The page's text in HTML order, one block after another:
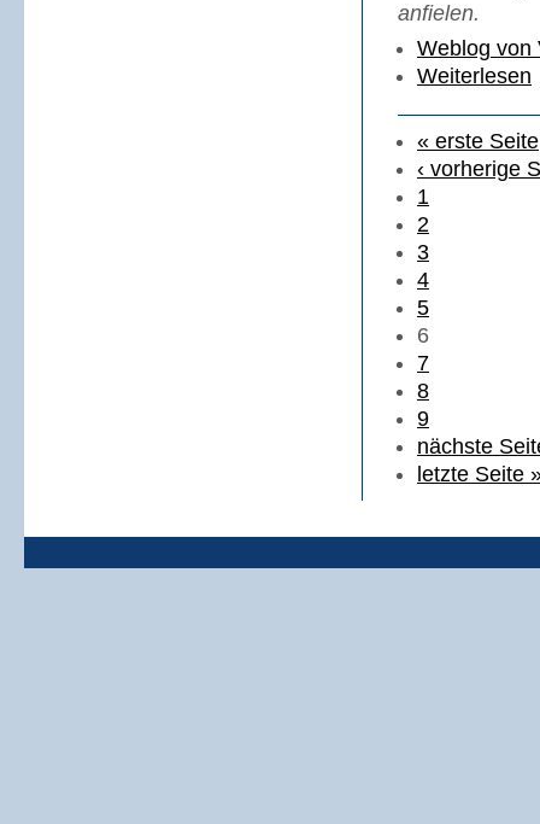
anfielen.
Weblog von
Weiterlesen
« erste Seite
‹ vorherige
1
2
3
4
5
6
7
8
9
nächste
letzte Seite